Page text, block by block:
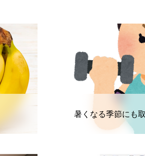
暑くなる季節にも